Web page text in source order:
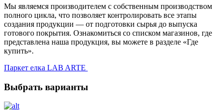
Мы являемся производителем с собственным производством
полного цикла, что позволяет контролировать все этапы
создания продукции — от подготовки сырья до выпуска
готового покрытия. Ознакомиться со списком магазинов, где
представлена наша продукция, вы можете в разделе «Где
купить».
Паркет елка LAB ARTE
Выбрать варианты